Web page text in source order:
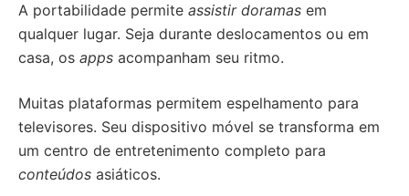
A portabilidade permite assistir doramas em
qualquer lugar. Seja durante deslocamentos ou em
casa, os apps acompanham seu ritmo.
Muitas plataformas permitem espelhamento para
televisores. Seu dispositivo móvel se transforma em
um centro de entretenimento completo para
conteúdos asiáticos.